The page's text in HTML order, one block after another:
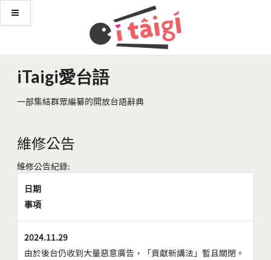
iTaigi愛台語
一部集結群眾編纂的開放台語辭典
維修公告
維修公告紀錄:
日期
事項
2024.11.29
由於後台仍收到大量惡意廣告，「貢獻新講法」暫且關閉。